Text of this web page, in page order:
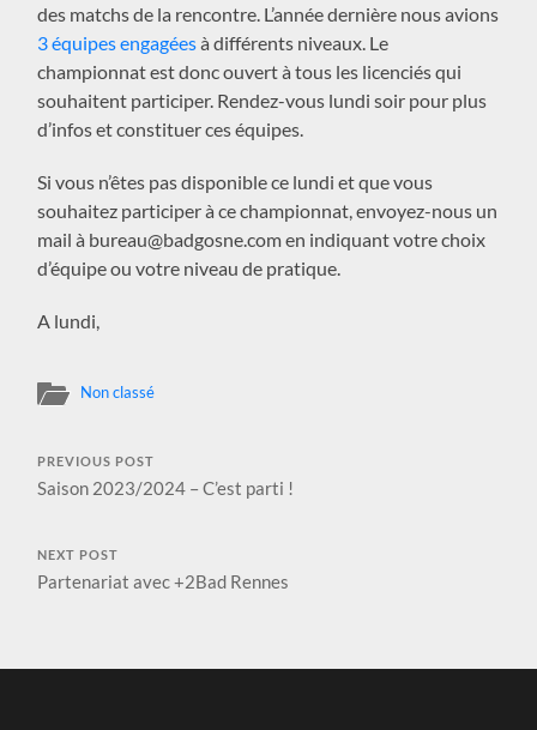
des matchs de la rencontre. L’année dernière nous avions
3 équipes engagéesà différents niveaux. Le
championnat est donc ouvert à tous les licenciés qui
souhaitent participer. Rendez-vous lundi soir pour plus
d’infos et constituer ces équipes.
Si vous n’êtes pas disponible ce lundi et que vous
souhaitez participer à ce championnat, envoyez-nous un
mail à bureau@badgosne.com en indiquant votre choix
d’équipe ou votre niveau de pratique.
A lundi,
Non classé
PREVIOUS POST
Saison 2023/2024 – C’est parti !
NEXT POST
Partenariat avec +2Bad Rennes